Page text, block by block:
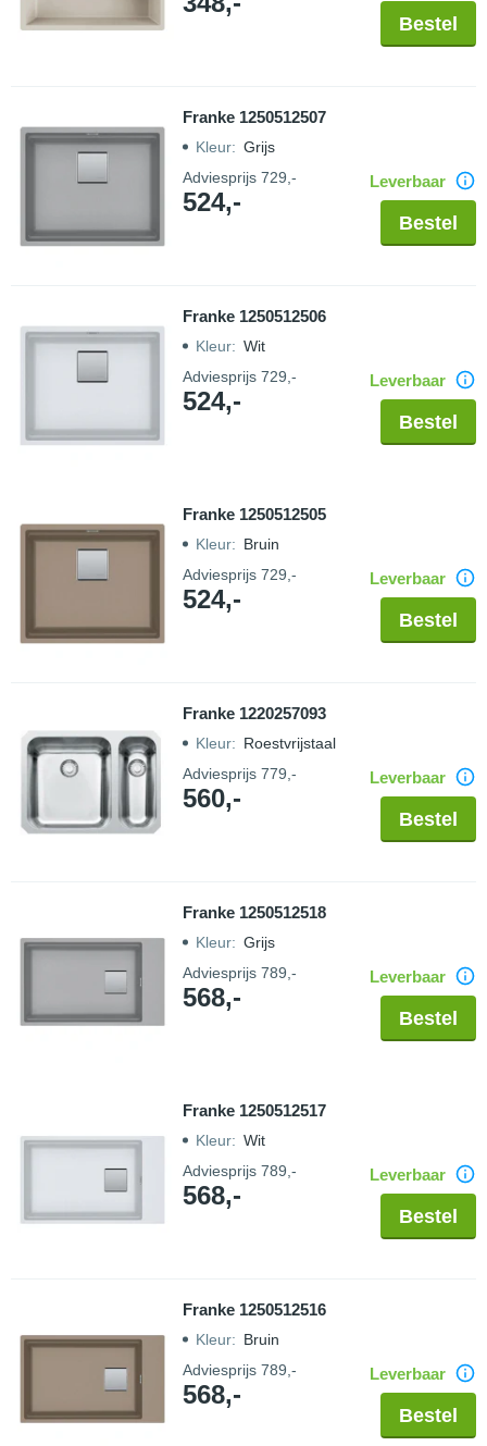
Bestel
Franke 1250512507
Kleur: Grijs
Adviesprijs 729,-
524,-
Leverbaar
Bestel
Franke 1250512506
Kleur: Wit
Adviesprijs 729,-
524,-
Leverbaar
Bestel
Franke 1250512505
Kleur: Bruin
Adviesprijs 729,-
524,-
Leverbaar
Bestel
Franke 1220257093
Kleur: Roestvrijstaal
Adviesprijs 779,-
560,-
Leverbaar
Bestel
Franke 1250512518
Kleur: Grijs
Adviesprijs 789,-
568,-
Leverbaar
Bestel
Franke 1250512517
Kleur: Wit
Adviesprijs 789,-
568,-
Leverbaar
Bestel
Franke 1250512516
Kleur: Bruin
Adviesprijs 789,-
568,-
Leverbaar
Bestel